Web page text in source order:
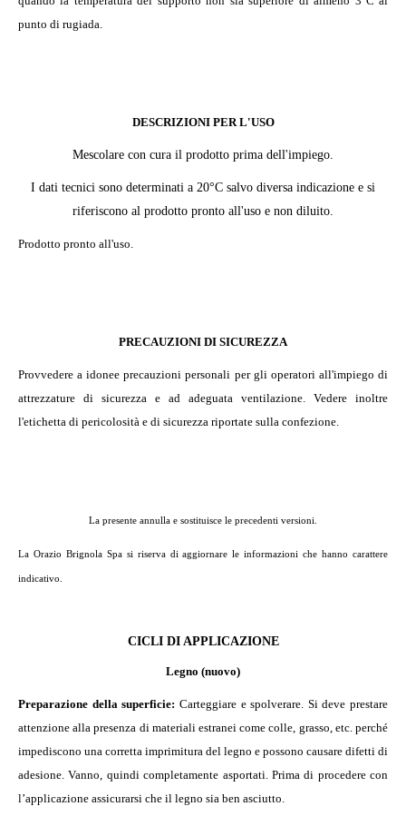
punto di rugiada.
DESCRIZIONI PER L'USO
Mescolare con cura il prodotto prima dell'impiego.
I dati tecnici sono determinati a 20°C salvo diversa indicazione e si
riferiscono al prodotto pronto all'uso e non diluito.
Prodotto pronto all'uso.
PRECAUZIONI DI SICUREZZA
Provvedere a idonee precauzioni personali per gli operatori all'impiego di
attrezzature di sicurezza e ad adeguata ventilazione. Vedere inoltre
l'etichetta di pericolosità e di sicurezza riportate sulla confezione.
La presente annulla e sostituisce le precedenti versioni.
La Orazio Brignola Spa si riserva di aggiornare le informazioni che hanno carattere
indicativo.
CICLI DI APPLICAZIONE
Legno (nuovo)
Preparazione della superficie: Carteggiare e spolverare. Si deve prestare
attenzione alla presenza di materiali estranei come colle, grasso, etc. perché
impediscono una corretta imprimitura del legno e possono causare difetti di
adesione. Vanno, quindi completamente asportati. Prima di procedere con
l’applicazione assicurarsi che il legno sia ben asciutto.